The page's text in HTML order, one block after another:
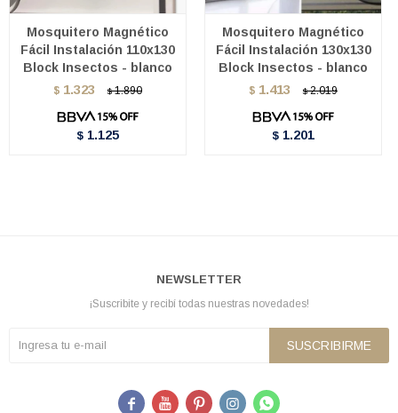
Mosquitero Magnético
Fácil Instalación 110x130
Block Insectos - blanco
$ 1.323 $ 1.890
$ 1.125
Mosquitero Magnético
Fácil Instalación 130x130
Block Insectos - blanco
$ 1.413 $ 2.019
$ 1.201
NEWSLETTER
¡Suscribite y recibí todas nuestras novedades!
SUSCRIBIRME
    